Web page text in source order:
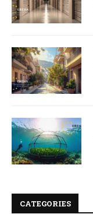
CATEGORIES